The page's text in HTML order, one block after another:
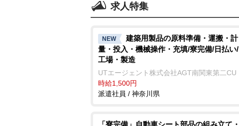
求人特集
NEW
建築用製品の原料準備・運搬・計
量・投入・機械操作・充填/寮完備/日払い/
工場・製造
UTエージェント株式会社AGT南関東第二CU
時給1,500円
派遣社員 / 神奈川県
「寮完備」自動車シート部品の組み立て・